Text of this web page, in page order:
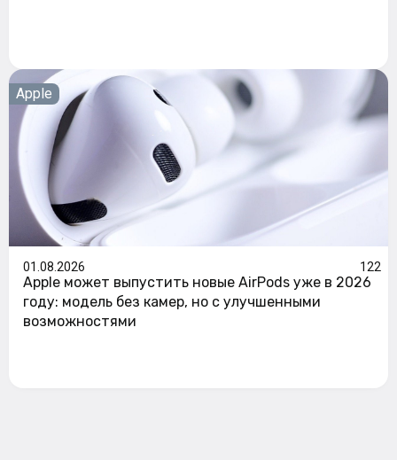
Apple
01.08.2026 122
Apple может выпустить новые AirPods уже в 2026
году: модель без камер, но с улучшенными
возможностями